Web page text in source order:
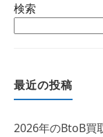
検索
最近の投稿
2026年のBtoB買